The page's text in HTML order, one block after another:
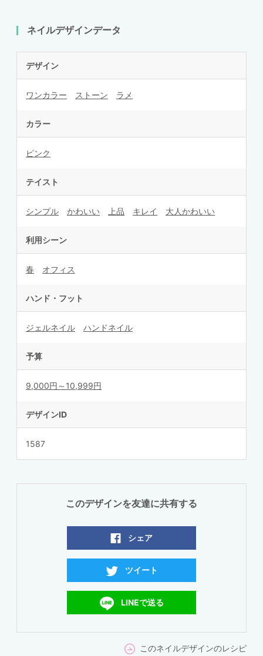
ネイルデザインデータ
デザイン
ワンカラー ストーン ラメ
カラー
ピンク
テイスト
シンプル かわいい 上品 キレイ 大人かわいい
利用シーン
春 オフィス
ハンド・フット
ジェルネイル ハンドネイル
予算
9,000円～10,999円
デザインID
1587
このデザインを友達に共有する
シェア
ツイート
LINEで送る
このネイルデザインのレシピ